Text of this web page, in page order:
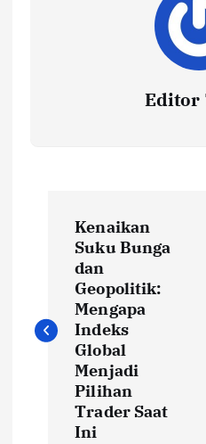
Editor
t
Kenaikan
Suku Bunga
dan
Geopolitik:
Mengapa
Indeks
Global
Menjadi
Pilihan
Trader Saat
Ini